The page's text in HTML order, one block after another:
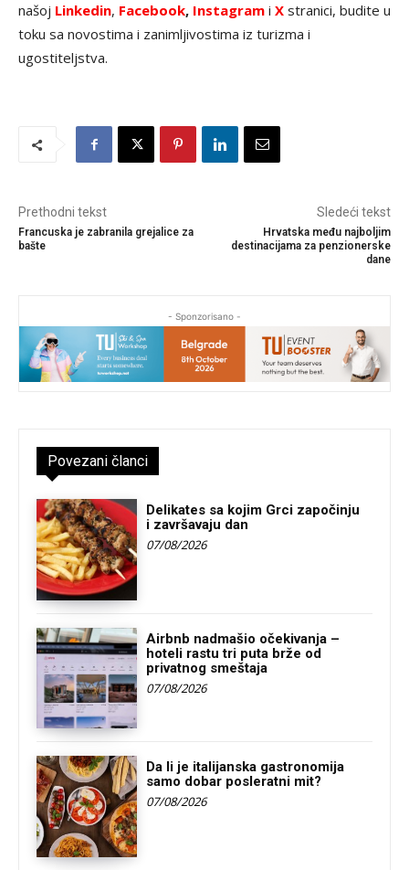
našoj Linkedin, Facebook, Instagram i X stranici, budite u
toku sa novostima i zanimljivostima iz turizma i
ugostiteljstva.
Prethodni tekst
Francuska je zabranila grejalice za
bašte
Sledeći tekst
Hrvatska među najboljim
destinacijama za penzionerske
dane
- Sponzorisano -
Povezani članci
Delikates sa kojim Grci započinju
i završavaju dan
07/08/2026
Airbnb nadmašio očekivanja –
hoteli rastu tri puta brže od
privatnog smeštaja
07/08/2026
Da li je italijanska gastronomija
samo dobar posleratni mit?
07/08/2026